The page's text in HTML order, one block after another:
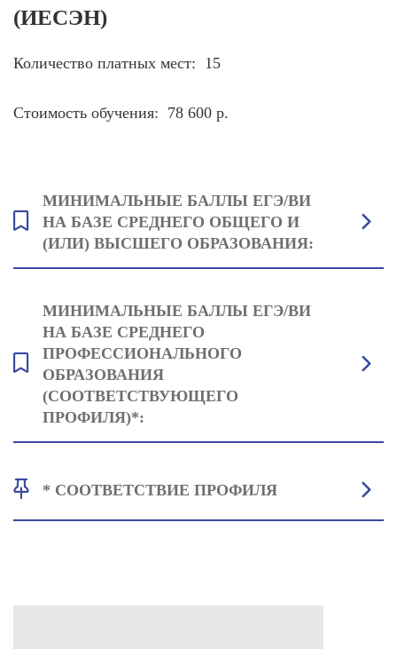
(ИЕСЭН)
Количество платных мест: 15
Стоимость обучения: 78 600 р.
МИНИМАЛЬНЫЕ БАЛЛЫ ЕГЭ/ВИ
НА БАЗЕ СРЕДНЕГО ОБЩЕГО И
(ИЛИ) ВЫСШЕГО ОБРАЗОВАНИЯ:
Обществознание: 42
Один на выбор: Биология: 39 или Химия: 39 или Математика
(профильная): 40 или География: 40
МИНИМАЛЬНЫЕ БАЛЛЫ ЕГЭ/ВИ
НА БАЗЕ СРЕДНЕГО
ПРОФЕССИОНАЛЬНОГО
ОБРАЗОВАНИЯ
(СООТВЕТСТВУЮЩЕГО
ПРОФИЛЯ)*:
Русский язык: 42
* СООТВЕТСТВИЕ ПРОФИЛЯ
• Для СПО не соответствующего профиля, необходимо предоставить